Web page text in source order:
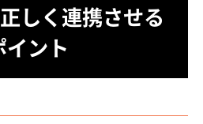
しく連携させる
ント